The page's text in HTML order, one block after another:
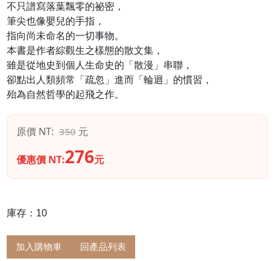
不只譜寫落葉飄零的祕密，
筆尖也像嬰兒的手指，
指向尚未命名的一切事物。
本書是作者綜觀生之樣態的散文集，
雖是從地史到個人生命史的「散漫」串聯，
卻點出人類頻常「疏忽」進而「輪迴」的慣習，
殆為自然哲學的起飛之作。
原價 NT: 350元
優惠價 NT:276元
庫存：10
加入購物車 回產品列表